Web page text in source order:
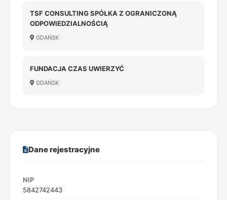
TSF CONSULTING SPÓŁKA Z OGRANICZONĄ
ODPOWIEDZIALNOŚCIĄ
GDAŃSK
FUNDACJA CZAS UWIERZYĆ
GDAŃSK
Dane rejestracyjne
NIP
5842742443